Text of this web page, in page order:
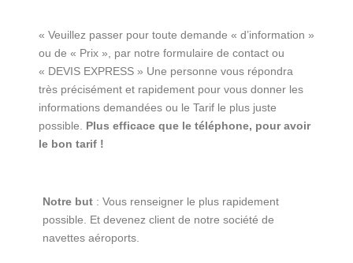
« Veuillez passer pour toute demande « d’information »
ou de « Prix », par notre formulaire de contact ou
« DEVIS EXPRESS » Une personne vous répondra
très précisément et rapidement pour vous donner les
informations demandées ou le Tarif le plus juste
possible. Plus efficace que le téléphone, pour avoir
le bon tarif !
Notre but : Vous renseigner le plus rapidement
possible. Et devenez client de notre société de
navettes aéroports.